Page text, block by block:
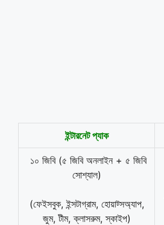
ইন্টারনেট প্যাক
১০ জিবি (৫ জিবি অনলাইন + ৫ জিবি
সোশ্যাল)
(ফেইসবুক, ইন্সটাগ্রাম, হোয়াট্সঅ্যাপ,
জুম, টীম, ক্লাসরুম, স্কাইপ)